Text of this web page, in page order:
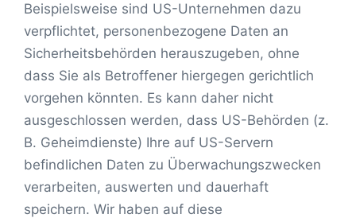
Beispielsweise sind US-Unternehmen dazu
verpflichtet, personenbezogene Daten an
Sicherheitsbehörden herauszugeben, ohne
dass Sie als Betroffener hiergegen gerichtlich
vorgehen könnten. Es kann daher nicht
ausgeschlossen werden, dass US-Behörden (z.
B. Geheimdienste) Ihre auf US-Servern
befindlichen Daten zu Überwachungszwecken
verarbeiten, auswerten und dauerhaft
speichern. Wir haben auf diese